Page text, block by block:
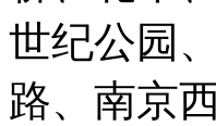
世纪公园
路、南京